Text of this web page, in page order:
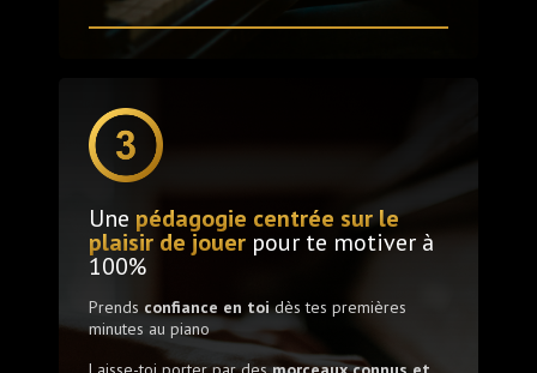
Une pédagogie centrée sur le
plaisir de jouer pour te motiver à
100%
Prends confiance en toidès tes premières
minutes au piano